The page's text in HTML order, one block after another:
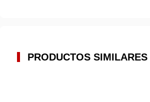
PRODUCTOS SIMILARES